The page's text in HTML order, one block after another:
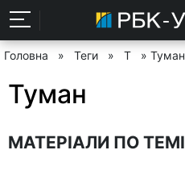
Головна » Теги » Т » Туман
Туман
МАТЕРІАЛИ ПО ТЕМІ